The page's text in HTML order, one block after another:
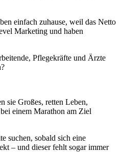
einfach zuhause, weil das Netto
Marketing und haben
Pflegekräfte und Ärzte
sie Großes, retten Leben,
einem Marathon am Ziel
suchen, sobald sich eine
– und dieser fehlt sogar immer